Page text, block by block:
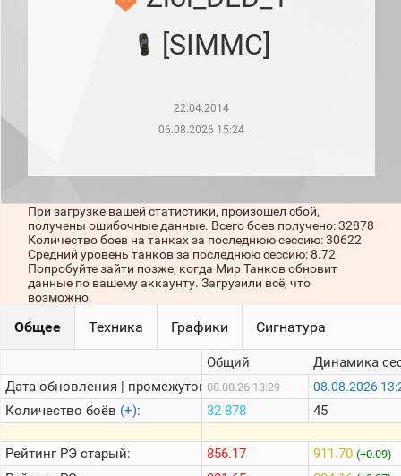
игроков
Кланы
Статистика
стримеров
Информация
Онлайн
Цветовая
шкала
Теlegram
[SIMMC]
22.04.2014
06.08.2026 15:24
При загрузке вашей статистики, произошел сбой,
получены ошибочные данные. Всего боев получено: 32878
Количество боев на танках за последнюю сессию: 30622
Средний уровень танков за последнюю сессию: 8.72
Попробуйте зайти позже, когда Мир Танков обновит
данные по вашему аккаунту. Загрузили всё, что
возможно.
Общее Техника Графики Сигнатура
Дата обновления | промежуток:
Количество боёв (+):
РейтингРЭ старый:
Общий
08.08.26 13:29
32 878
856.17
Динамика
08.08.2026
45
911.70 (+0.09)